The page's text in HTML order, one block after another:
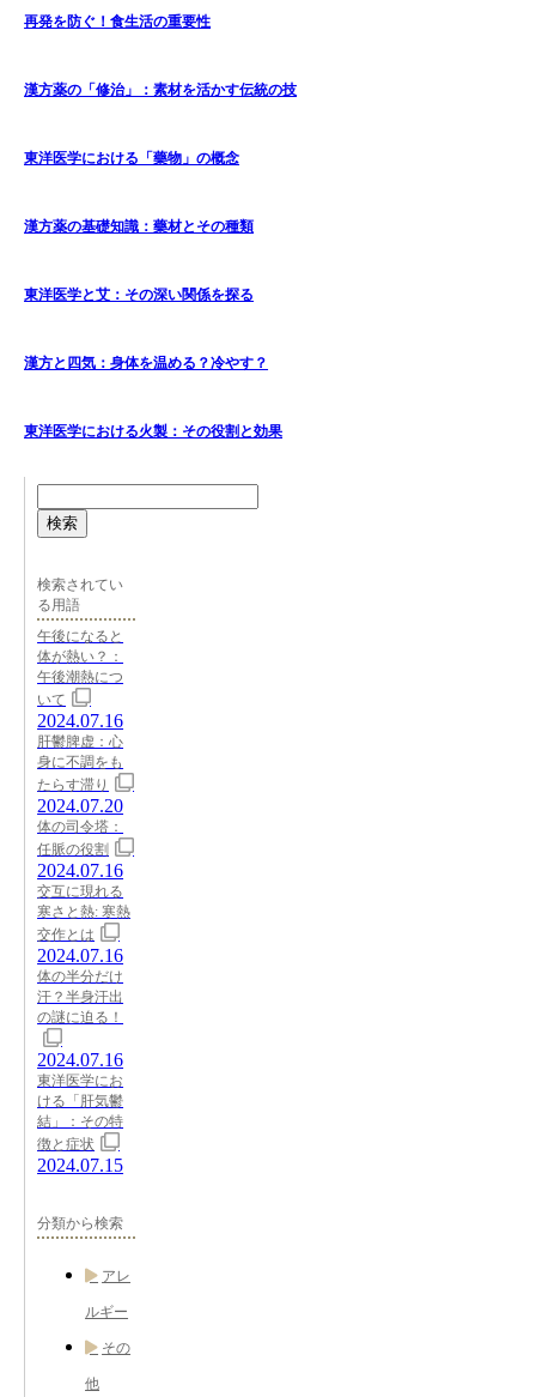
再発を防ぐ！食生活の重要性
漢方薬の「修治」：素材を活かす伝統の技
東洋医学における「藥物」の概念
漢方薬の基礎知識：藥材とその種類
東洋医学と艾：その深い関係を探る
漢方と四気：身体を温める？冷やす？
東洋医学における火製：その役割と効果
検索
検索されてい
る用語
午後になると
体が熱い？：
午後潮熱につ
いて
2024.07.16
肝鬱脾虚：心
身に不調をも
たらす滞り
2024.07.20
体の司令塔：
任脈の役割
2024.07.16
交互に現れる
寒さと熱: 寒熱
交作とは
2024.07.16
体の半分だけ
汗？半身汗出
の謎に迫る！
2024.07.16
東洋医学にお
ける「肝気鬱
結」：その特
徴と症状
2024.07.15
分類から検索
アレ
ルギー
その
他